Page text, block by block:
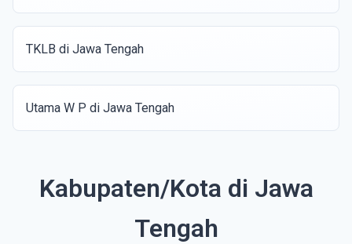
TKLB di Jawa Tengah
Utama W P di Jawa Tengah
Kabupaten/Kota di Jawa
Tengah